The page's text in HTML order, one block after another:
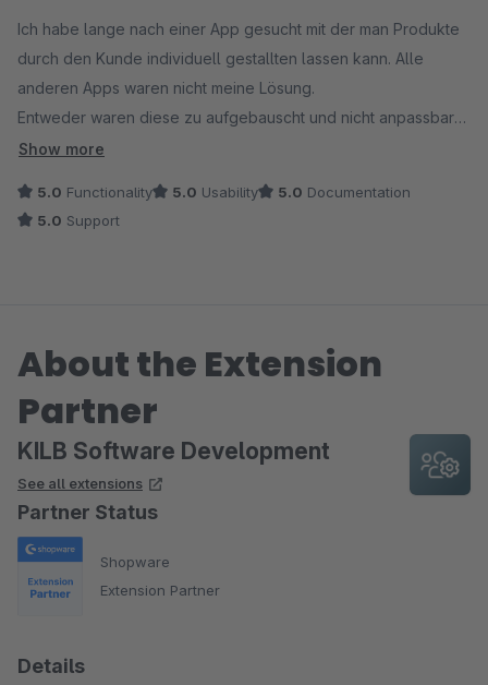
Ich habe lange nach einer App gesucht mit der man Produkte
durch den Kunde individuell gestallten lassen kann. Alle
anderen Apps waren nicht meine Lösung.
Entweder waren diese zu aufgebauscht und nicht anpassbar
oder bieteten zu wenige features.
schnelle Gestaltung der Produkte notwendig ist, ich hoffe es
wird weiter fleißig updates geben.
Show more
5.0 Functionality 5.0 Usability 5.0 Documentation
5.0 Support
About the Extension
Partner
KILB Software Development
See all extensions
Partner Status
Shopware
Extension Partner
Details